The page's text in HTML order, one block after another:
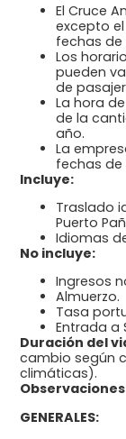
El Cruce
excepto
fechas de
Los
pueden
de
La hora
de la
año.
La
fechas de
Incluye:
Traslado
Puerto
Idiomas
No incluye:
Ingresos
Almuerzo.
Tasa
Entrada a
Duración del
cambio según
climáticas).
GENERALES: